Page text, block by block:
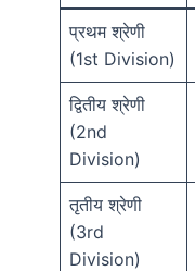
प्रथम श्रेणी
(1st Division)
द्वितीय श्रेणी
(2nd
Division)
तृतीय श्रेणी
(3rd
Division)